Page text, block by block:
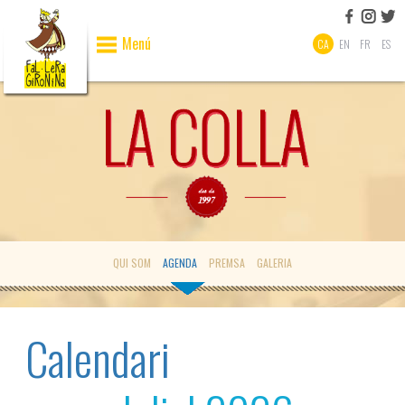
CA EN FR ES
Menú
QUI SOM AGENDA PREMSA GALERIA
Calendari